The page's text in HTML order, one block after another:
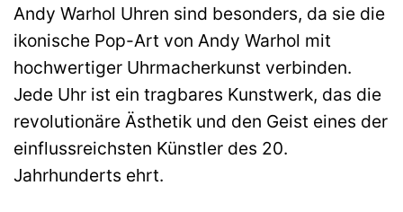
Andy Warhol Uhren sind besonders, da sie die
ikonische Pop-Art von Andy Warhol mit
hochwertiger Uhrmacherkunst verbinden.
Jede Uhr ist ein tragbares Kunstwerk, das die
revolutionäre Ästhetik und den Geist eines der
einflussreichsten Künstler des 20.
Jahrhunderts ehrt.